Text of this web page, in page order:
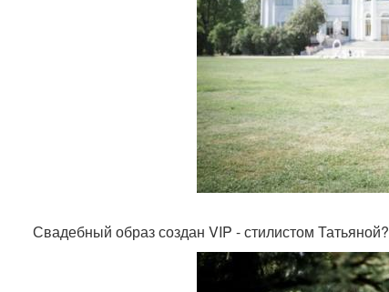
Свадебный образ создан VIP - стилистом Татьяной?